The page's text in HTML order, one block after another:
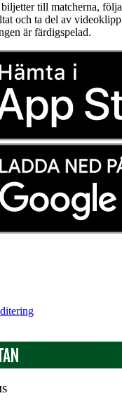
till matcherna,
och ta del av
är färdigspelad.